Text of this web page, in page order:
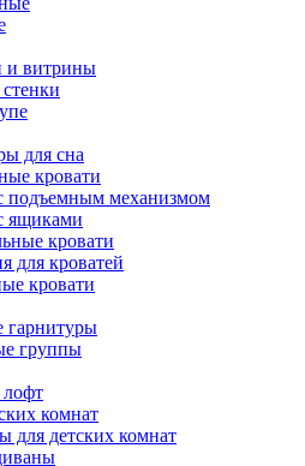
и витрины
для сна
кровати
подъемным механизмом
ящиками
кровати
для кроватей
кровати
гарнитуры
группы
лофт
комнат
для детских комнат